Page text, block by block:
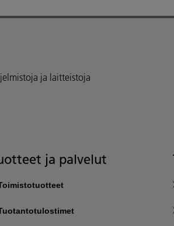
ja laitteistoja
ja palvelut